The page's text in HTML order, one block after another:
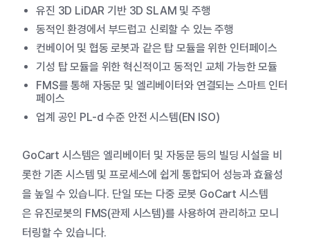
유진 3D LiDAR 기반3D SLAM 및 주행
동적인 환경에서 부드럽고 신뢰할 수 있는 주행
컨베이어 및 협동 로봇과 같은 탑 모듈을 위한 인터페이스
기성 탑 모듈을 위한 혁신적이고 동적인 교체 가능한 모듈
FMS를 통해 자동문 및 엘리베이터와 연결되는 스마트 인터
페이스
업계 공인 PL-d 수준 안전 시스템(EN ISO)​
GoCart 시스템은 엘리베이터 및 자동문 등의 빌딩 시설을 비
롯한 기존 시스템 및 프로세스에 쉽게 통합되어 성능과 효율성
을 높일 수 있습니다. 단일 또는 다중 로봇 GoCart 시스템
은 유진로봇의 FMS(관제 시스템)를 사용하여 관리하고 모니
터링할 수 있습니다.